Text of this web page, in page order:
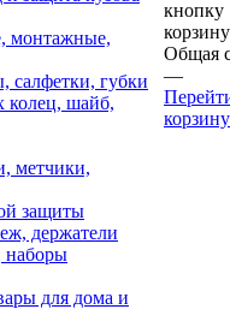
монтажные,
салфетки, губки
колец, шайб,
метчики,
защиты
держатели
наборы
для дома и
кнопку
Общая
—
корзину